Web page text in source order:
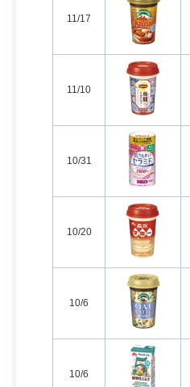
11/17
11/10
10/31
10/20
10/6
10/6